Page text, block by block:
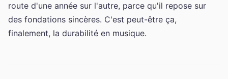
route d'une année sur l'autre, parce qu'il repose sur
des fondations sincères. C'est peut-être ça,
finalement, la durabilité en musique.